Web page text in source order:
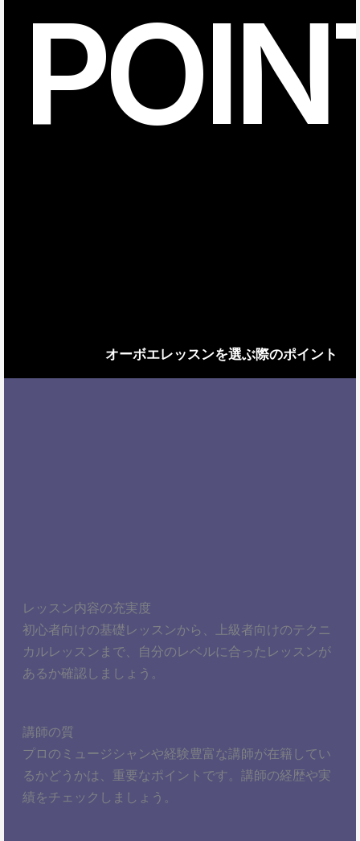
オーボエレッスンを選ぶ際のポイント
レッスン内容の充実度
初心者向けの基礎レッスンから、上級者向けのテクニ
カルレッスンまで、自分のレベルに合ったレッスンが
あるか確認しましょう。
講師の質
プロのミュージシャンや経験豊富な講師が在籍してい
るかどうかは、重要なポイントです。講師の経歴や実
績をチェックしましょう。